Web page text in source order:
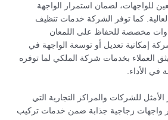
للواجهات، لضمان استمرار الواجهة
كما توفر الشركة خدمات تنظيف
مخصصة للحفاظ على اللمعان
إمكانية تعديل أو توسعة الواجهة في
العملاء بخدمات شركة الملكي لما توفره
في الأداء.
للشركات والمراكز التجارية التي
واجهات زجاجية جذابة ضمن خدمات تركيب